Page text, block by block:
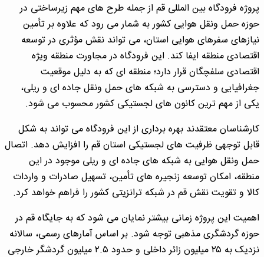
پروژه فرودگاه بین المللی قم از جمله طرح های مهم زیرساختی در
حوزه حمل ونقل هوایی کشور به شمار می رود که علاوه بر تأمین
نیازهای سفرهای هوایی استان، می تواند نقش مؤثری در توسعه
اقتصادی منطقه ایفا کند. این فرودگاه در مجاورت منطقه ویژه
اقتصادی سلفچگان قرار دارد؛ منطقه ای که به دلیل موقعیت
جغرافیایی و دسترسی به شبکه های حمل ونقل جاده ای و ریلی،
یکی از مهم ترین کانون های لجستیکی کشور محسوب می شود.
کارشناسان معتقدند بهره برداری از این فرودگاه می تواند به شکل
قابل توجهی ظرفیت های لجستیکی استان قم را افزایش دهد. اتصال
حمل ونقل هوایی به شبکه های جاده ای و ریلی موجود در این
منطقه، امکان توسعه زنجیره های تأمین، تسهیل صادرات و واردات
کالا و تقویت نقش قم در شبکه ترانزیتی کشور را فراهم خواهد کرد.
اهمیت این پروژه زمانی بیشتر نمایان می شود که به جایگاه قم در
حوزه گردشگری مذهبی توجه شود. بر اساس آمارهای رسمی، سالانه
نزدیک به ۲۵ میلیون زائر داخلی و حدود ۲.۵ میلیون گردشگر خارجی